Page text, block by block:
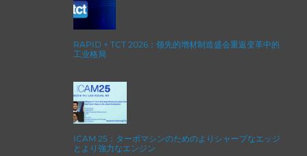
RAPID + TCT 2026：领先的增材制造盛会重返变革中的
工业格局
ICAM 25：ターボマシンのためのよりシャープなエッジ
とより強力なエンジン